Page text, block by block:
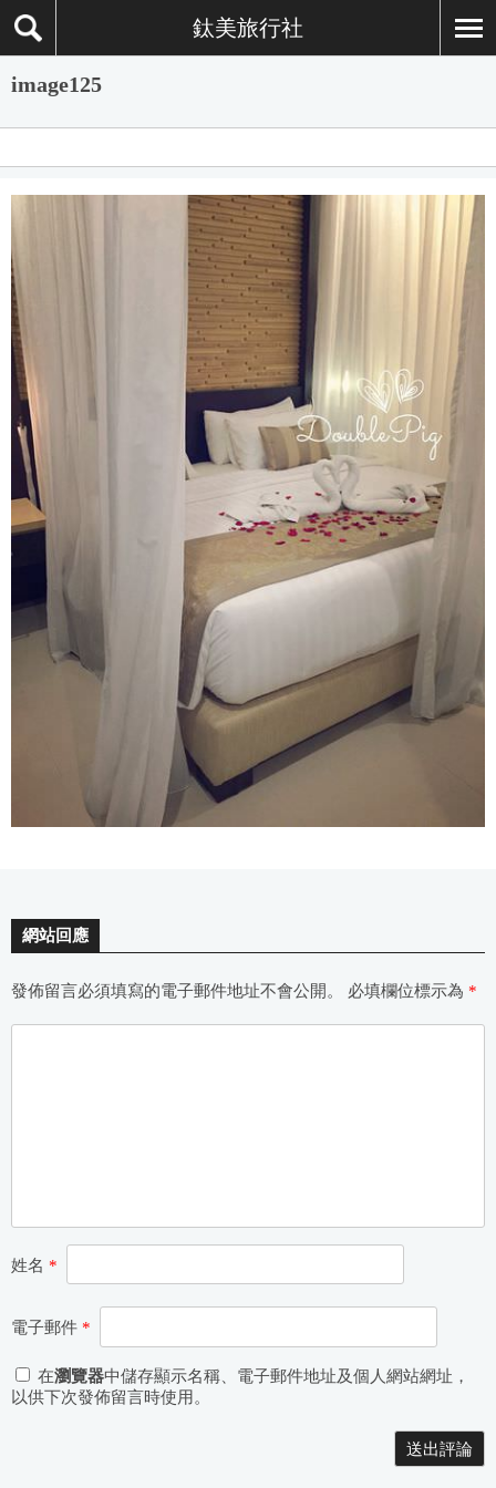
鈦美旅行社
image125
網站回應
發佈留言必須填寫的電子郵件地址不會公開。 必填欄位標示為 *
姓名 *
電子郵件 *
在瀏覽器中儲存顯示名稱、電子郵件地址及個人網站網址，
以供下次發佈留言時使用。